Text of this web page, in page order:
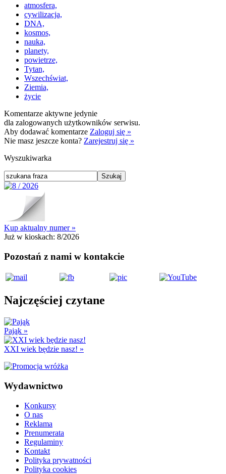
atmosfera,
cywilizacja,
DNA,
kosmos,
nauka,
planety,
powietrze,
Tytan,
Wszechświat,
Ziemia,
życie
Komentarze aktywne jedynie
dla zalogowanych użytkowników serwisu.
Aby dodawać komentarze Zaloguj się »
Nie masz jeszcze konta? Zarejestruj się »
Wyszukiwarka
Kup aktualny numer »
Już w kioskach: 8/2026
Pozostań z nami w kontakcie
Najczęściej czytane
Pająk »
XXI wiek będzie nasz! »
Wydawnictwo
Konkursy
O nas
Reklama
Prenumerata
Regulaminy
Kontakt
Polityka prywatności
Polityka cookies